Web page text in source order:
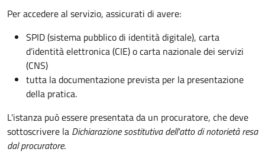
Per accedere al servizio, assicurati di avere:
SPID (sistema pubblico di identità digitale), carta
d’identità elettronica (CIE) o carta nazionale dei servizi
(CNS)
tutta la documentazione prevista per la presentazione
della pratica.
L'istanza può essere presentata da un procuratore, che deve
sottoscrivere la Dichiarazione sostitutiva dell'atto di notorietà resa
dal procuratore.